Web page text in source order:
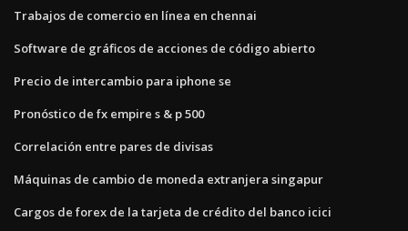
Trabajos de comercio en línea en chennai
Software de gráficos de acciones de código abierto
Precio de intercambio para iphone se
Pronóstico de fx empire s & p 500
Correlación entre pares de divisas
Máquinas de cambio de moneda extranjera singapur
Cargos de forex de la tarjeta de crédito del banco icici